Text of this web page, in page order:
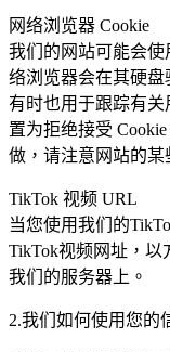
网络浏览器 Cookie
我们的网站可能会使
络浏览器会在其硬盘
有时也用于跟踪有
置为拒绝接受
做，请注意网站的某
TikTok 视频 URL
当您使用我们的
TikTok视频网址，以
我们的服务器上。
2.我们如何使用您的